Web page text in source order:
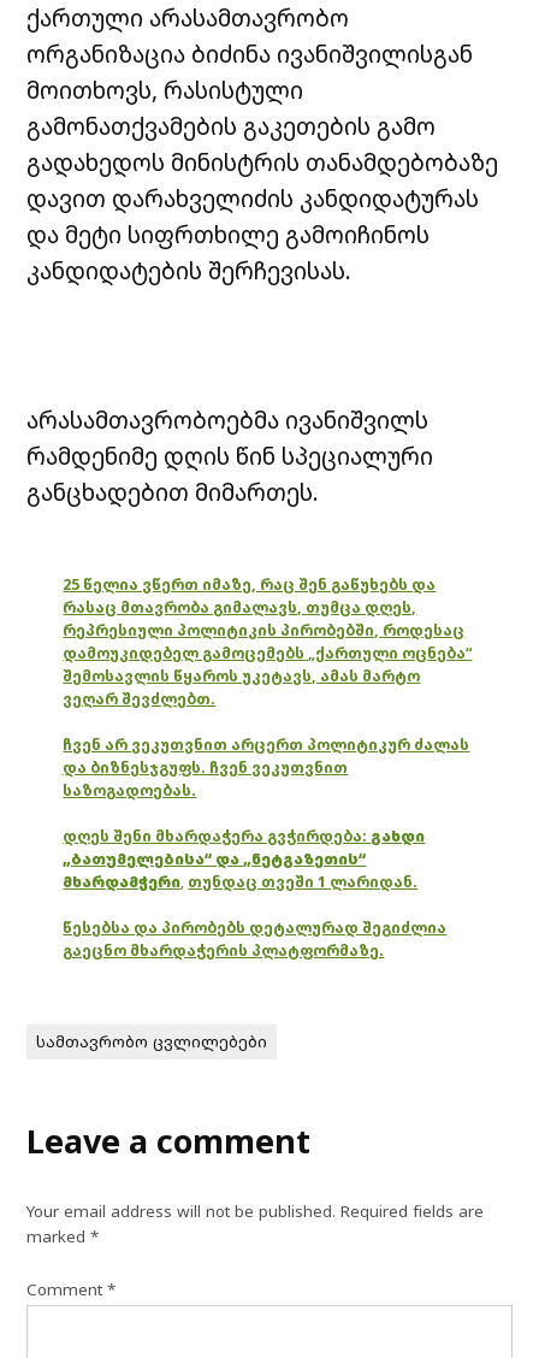
ქართული არასამთავრობო
ორგანიზაცია ბიძინა ივანიშვილისგან
მოითხოვს, რასისტული
გამონათქვამების გაკეთების გამო
გადახედოს მინისტრის თანამდებობაზე
დავით დარახველიძის კანდიდატურას
და მეტი სიფრთხილე გამოიჩინოს
კანდიდატების შერჩევისას.
არასამთავრობოებმა ივანიშვილს
რამდენიმე დღის წინ სპეციალური
განცხადებით მიმართეს.
25 წელია ვწერთ იმაზე, რაც შენ გაწუხებს და
რასაც მთავრობა გიმალავს, თუმცა დღეს,
რეპრესიული პოლიტიკის პირობებში, როდესაც
დამოუკიდებელ გამოცემებს „ქართული ოცნება“
შემოსავლის წყაროს უკეტავს, ამას მარტო
ვეღარ შევძლებთ.
ჩვენ არ ვეკუთვნით არცერთ პოლიტიკურ ძალას
და ბიზნესჯგუფს. ჩვენ ვეკუთვნით
საზოგადოებას.
დღეს შენი მხარდაჭერა გვჭირდება: გახდი
„ბათუმელებისა“ და „ნეტგაზეთის“
მხარდამჭერი, თუნდაც თვეში 1 ლარიდან.
წესებსა და პირობებს დეტალურად შეგიძლია
გაეცნო მხარდაჭერის პლატფორმაზე.
სამთავრობო ცვლილებები
Leave a comment
Your email address will not be published. Required fields are
marked*
Comment*